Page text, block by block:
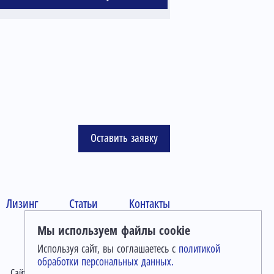
Оставить заявку
Лизинг Статьи Контакты
Мы используем файлы cookie
Используя сайт, вы соглашаетесь с политикой
обработки персональных данных.